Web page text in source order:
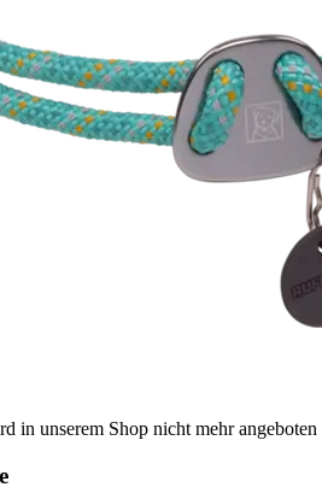
in unserem Shop nicht mehr angeboten